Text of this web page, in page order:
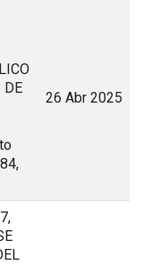
DE
26 Abr 2025